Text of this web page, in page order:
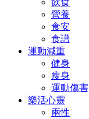
飲食
營養
食安
食譜
運動減重
健身
瘦身
運動傷害
樂活心靈
兩性